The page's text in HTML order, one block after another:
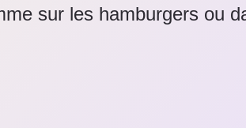
sur les hamburgers ou